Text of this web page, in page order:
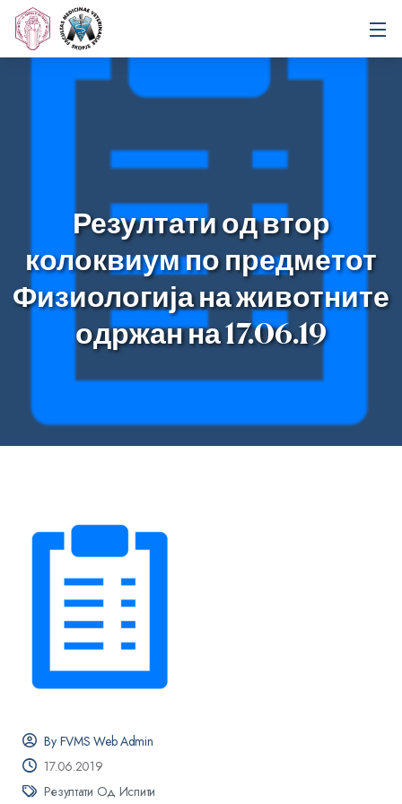
Резултати од втор
колоквиум по предметот
Физиологија на животните
одржан на 17.06.19
By FVMS Web Admin
17.06.2019
Резултати Од Испити